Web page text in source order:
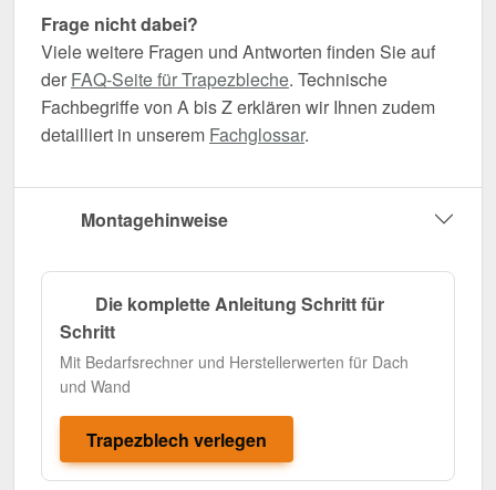
Frage nicht dabei?
Viele weitere Fragen und Antworten finden Sie auf
der FAQ-Seite für Trapezbleche. Technische
Fachbegriffe von A bis Z erklären wir Ihnen zudem
detailliert in unserem Fachglossar.
Montagehinweise
Die komplette Anleitung Schritt für
Schritt
Mit Bedarfsrechner und Herstellerwerten für Dach
und Wand
Trapezblech verlegen